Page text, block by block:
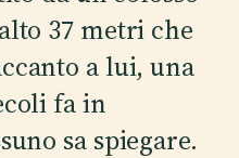
37 metri che
a lui, una
fa in
sa spiegare.